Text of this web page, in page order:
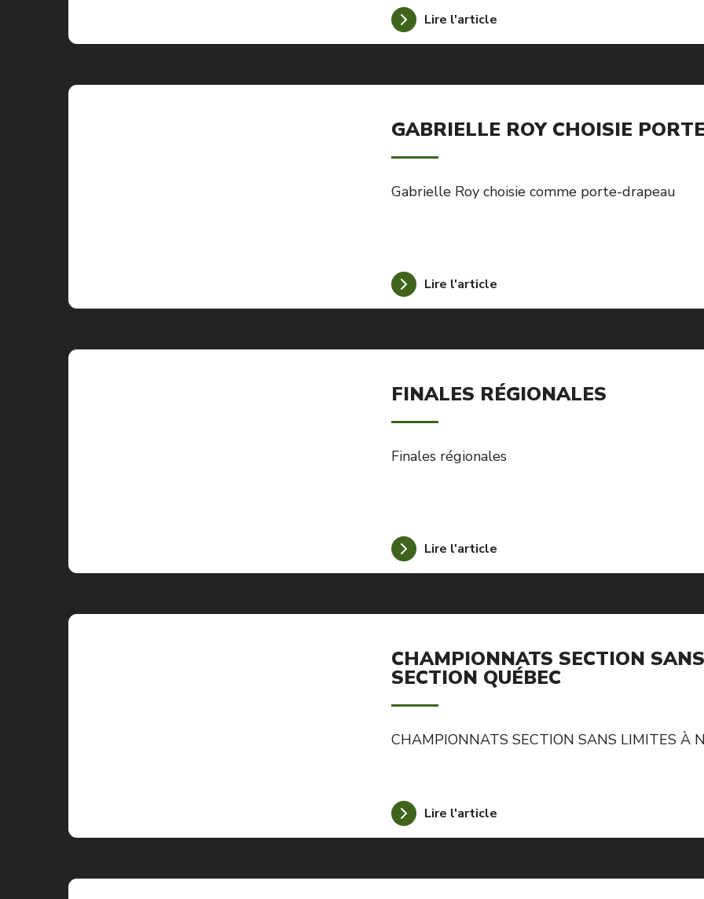
Lire l'article
GABRIELLE ROY CHOISIE
Gabrielle Roy choisie comme porte-drapeau
Lire l'article
FINALES RÉGIONALES
Finales régionales
Lire l'article
CHAMPIONNATS SECTION
SECTION QUÉBEC
CHAMPIONNATS SECTION SANS LIMITES À
Lire l'article